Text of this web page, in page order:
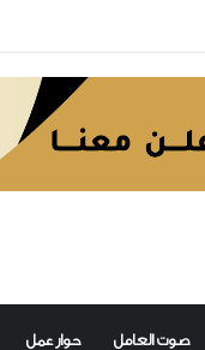
صوت العامل حوار عمل